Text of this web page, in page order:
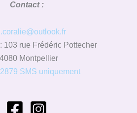
Contact :
103 rue Frédéric Pottecher
Montpellier
SMS uniquement